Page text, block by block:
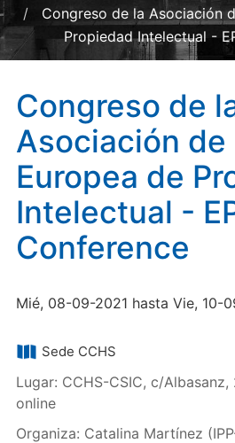
Congreso de la Asociación
Propiedad Intelectual -
Congreso de
Asociación de
Europea de
Intelectual -
Conference
Mié, 08-09-2021 hasta Vie, 10-
Sede CCHS
Lugar: CCHS-CSIC, c/
online
Organiza: Catalina Martínez